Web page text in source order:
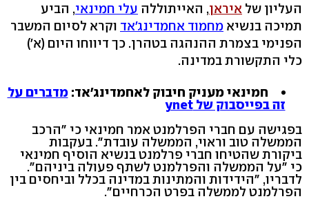
העליון של איראן, האייתוללה עלי חמינאי, הביע
תמיכה בנשיא מחמוד אחמדינג'אד וקרא לסיום המשבר
הפנימי בצמרת ההנהגה בטהרן. כך דיווחו היום (א')
כלי התקשורת במדינה.
חמינאי מעניק חיבוק לאחמדינג'אד:מדברים על
זה בפייסבוק של ynet
בפגישה עם חברי הפרלמנט אמר חמינאי כי "הרכב
הממשלה טוב וראוי, הממשלה עובדת". בעקבות
ביקורת שהטיחו חברי פרלמנט בנשיא הוסיף חמינאי
כי "על הממשלה והפרלמנט לשתף פעולה ביניהם".
לדבריו, "הידידות והמתינות במדינה בכלל וביחסים בין
הפרלמנט לממשלה בפרט הכרחיים".